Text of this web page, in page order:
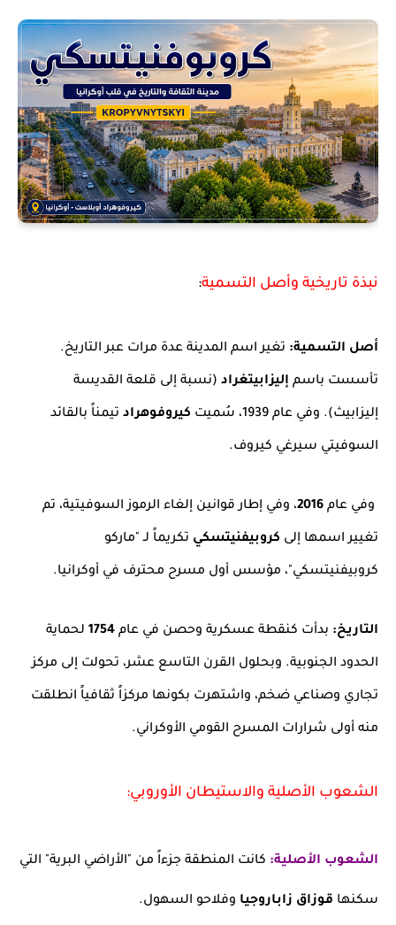
نبذة تاريخية وأصل التسمية:
أصل التسمية: تغير اسم المدينة عدة مرات عبر التاريخ.
تأسست باسم إليزابيتغراد (نسبة إلى قلعة القديسة
إليزابيث). وفي عام 1939، سُميت كيروفوهراد تيمناً بالقائد
السوفيتي سيرغي كيروف.
وفي عام 2016، وفي إطار قوانين إلغاء الرموز السوفيتية، تم
تغيير اسمها إلى كروبيفنيتسكي تكريماً لـ "ماركو
كروبيفنيتسكي"، مؤسس أول مسرح محترف في أوكرانيا.
التاريخ: بدأت كنقطة عسكرية وحصن في عام 1754 لحماية
الحدود الجنوبية. وبحلول القرن التاسع عشر، تحولت إلى مركز
تجاري وصناعي ضخم، واشتهرت بكونها مركزاً ثقافياً انطلقت
منه أولى شرارات المسرح القومي الأوكراني.
الشعوب الأصلية والاستيطان الأوروبي:
الشعوب الأصلية: كانت المنطقة جزءاً من "الأراضي البرية" التي
سكنها قوزاق زاباروجيا وفلاحو السهول.